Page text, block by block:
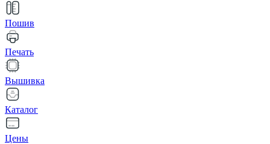
Пошив
Печать
Вышивка
Каталог
Цены